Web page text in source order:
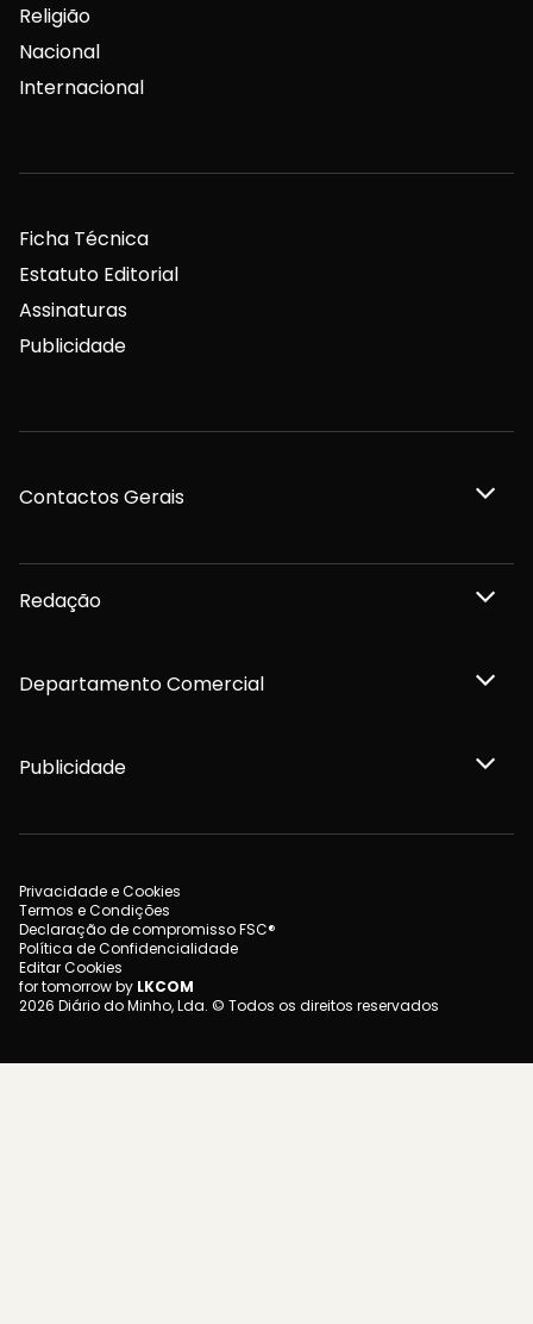
Religião
Nacional
Internacional
Ficha Técnica
Estatuto Editorial
Assinaturas
Publicidade
Contactos Gerais
Redação
Departamento Comercial
Publicidade
Privacidade e Cookies
Termos e Condições
Declaração de compromisso FSC®
Política de Confidencialidade
Editar Cookies
for tomorrow by LKCOM
2026 Diário do Minho, Lda. © Todos os direitos reservados